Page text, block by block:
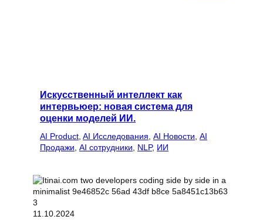
Искусственный интеллект как
интервьюер: новая система для
оценки моделей ИИ.
AI Product AI Исследования AI Новости AI
Продажи AI сотрудники NLP, ИИ
11.10.2024